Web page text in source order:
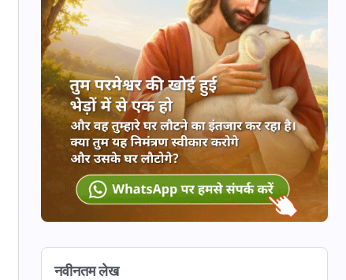
नवीनतम लेख